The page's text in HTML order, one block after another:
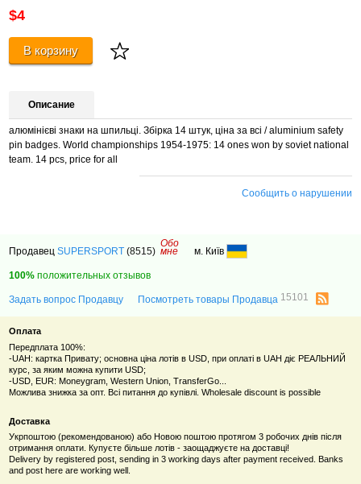
$4
В корзину
Описание
алюмінієві знаки на шпильці. Збірка 14 штук, ціна за всі / aluminium safety
pin badges. World championships 1954-1975: 14 ones won by soviet national
team. 14 pcs, price for all
Сообщить о нарушении
ПродавецSUPERSPORT (8515)
Обо
мне м. Київ
100% положительных отзывов
Задать вопрос Продавцу Посмотреть товары Продавца 15101
Оплата
Передплата 100%:
-UAH: картка Привату; основна ціна лотів в USD, при оплаті в UAH діє РЕАЛЬНИЙ
курс, за яким можна купити USD;
-USD, EUR: Moneygram, Western Union, TransferGo...
Можлива знижка за опт. Всі питання до купівлі. Wholesale discount is possible
Доставка
Укрпоштою (рекомендованою) або Новою поштою протягом 3 робочих днів після
отримання оплати. Купуєте більше лотів - заощаджуєте на доставці!
Delivery by registered post, sending in 3 working days after payment received. Banks
and post here are working well.